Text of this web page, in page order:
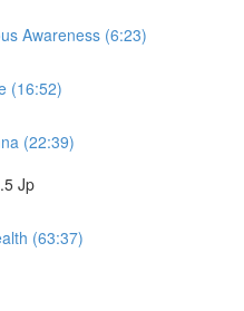
Awareness (6:23)
(16:52)
(22:39)
Jp
(63:37)